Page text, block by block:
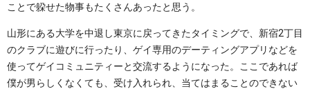
ことで躱せた物事もたくさんあったと思う。
山形にある大学を中退し東京に戻ってきたタイミングで、新宿2丁目
のクラブに遊びに行ったり、ゲイ専用のデーティングアプリなどを
使ってゲイコミュニティーと交流するようになった。ここであれば
僕が男らしくなくても、受け入れられ、当てはまることのできない